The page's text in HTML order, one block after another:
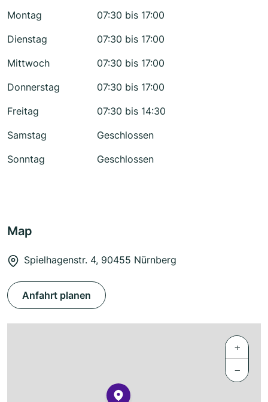
Montag
07:30 bis 17:00
Dienstag
07:30 bis 17:00
Mittwoch
07:30 bis 17:00
Donnerstag
07:30 bis 17:00
Freitag
07:30 bis 14:30
Samstag
Geschlossen
Sonntag
Geschlossen
Map
Spielhagenstr. 4, 90455 Nürnberg
Anfahrt planen
+
−